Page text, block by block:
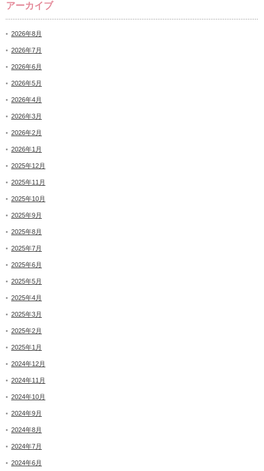
アーカイブ
2026年8月
2026年7月
2026年6月
2026年5月
2026年4月
2026年3月
2026年2月
2026年1月
2025年12月
2025年11月
2025年10月
2025年9月
2025年8月
2025年7月
2025年6月
2025年5月
2025年4月
2025年3月
2025年2月
2025年1月
2024年12月
2024年11月
2024年10月
2024年9月
2024年8月
2024年7月
2024年6月